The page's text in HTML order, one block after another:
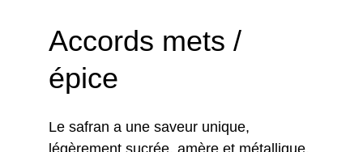
Accords mets /
épice
Le safran a une saveur unique,
légèrement sucrée, amère et métallique.